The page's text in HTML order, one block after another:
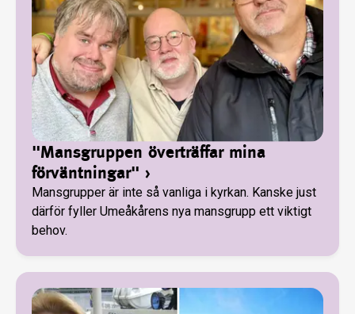
"Mansgruppen överträffar mina
förväntningar" ›
Mansgrupper är inte så vanliga i kyrkan. Kanske just
därför fyller Umeåkårens nya mansgrupp ett viktigt
behov.